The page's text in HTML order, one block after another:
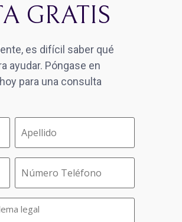
GRATIS
es difícil saber qué
ayudar. Póngase en
para una consulta
Phone